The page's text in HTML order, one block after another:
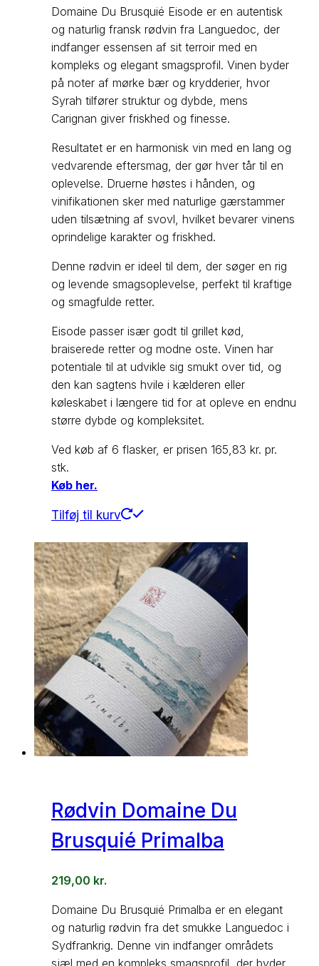
Domaine Du Brusquié Eisode er en autentisk
og naturlig fransk rødvin fra Languedoc, der
indfanger essensen af sit terroir med en
kompleks og elegant smagsprofil. Vinen byder
på noter af mørke bær og krydderier, hvor
Syrah tilfører struktur og dybde, mens
Carignan giver friskhed og finesse.
Resultatet er en harmonisk vin med en lang og
vedvarende eftersmag, der gør hver tår til en
oplevelse. Druerne høstes i hånden, og
vinifikationen sker med naturlige gærstammer
uden tilsætning af svovl, hvilket bevarer vinens
oprindelige karakter og friskhed.
Denne rødvin er ideel til dem, der søger en rig
og levende smagsoplevelse, perfekt til kraftige
og smagfulde retter.
Eisode passer især godt til grillet kød,
braiserede retter og modne oste. Vinen har
potentiale til at udvikle sig smukt over tid, og
den kan sagtens hvile i kælderen eller
køleskabet i længere tid for at opleve en endnu
større dybde og kompleksitet.
Ved køb af 6 flasker, er prisen 165,83 kr. pr.
stk.
Køb her.
Tilføj til kurv
Rødvin Domaine Du
Brusquié Primalba
219,00 kr.
Domaine Du Brusquié Primalba er en elegant
og naturlig rødvin fra det smukke Languedoc i
Sydfrankrig. Denne vin indfanger områdets
sjæl med en kompleks smagsprofil, der byder